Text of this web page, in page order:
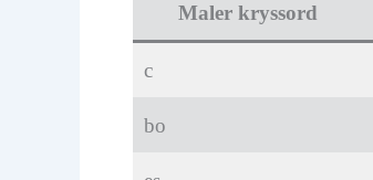
Maler kryssord
c
bo